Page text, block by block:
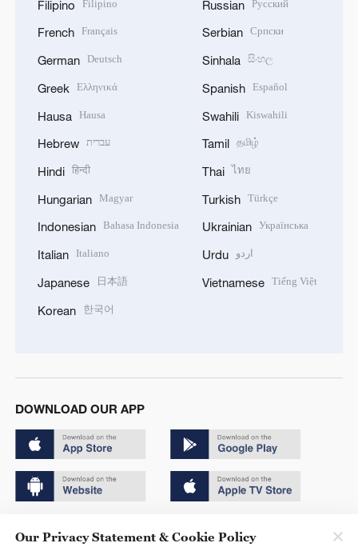
Filipino
French Français
German Deutsch
Greek Ελληνικά
Hausa Hausa
Hebrew עברית
Hindi हिन्दी
Hungarian Magyar
Indonesian Bahasa Indonesia
Italian Italiano
Japanese 日本語
Korean 한국어
Russian
Serbian Српски
Sinhala සිංහල
Spanish Español
Swahili Kiswahili
Tamil தமிழ்
Thai ไทย
Turkish Türkçe
Ukrainian Українська
Urdu اردو
Vietnamese Tiếng Việt
DOWNLOAD OUR APP
Our Privacy Statement & Cookie Policy